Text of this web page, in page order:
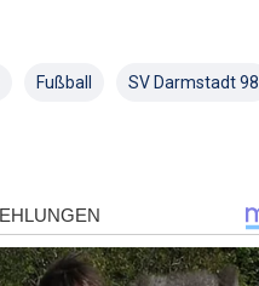
Fußball SV Darmstadt 98